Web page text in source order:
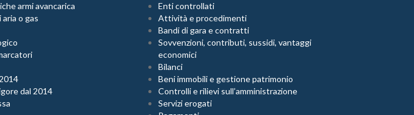
armi avancarica
o gas
dal 2014
Enti controllati
Attività e procedimenti
Bandi di gara e contratti
Sovvenzioni, contributi, sussidi, vantaggi
economici
Bilanci
Beni immobili e gestione patrimonio
Controlli e rilievi sull’amministrazione
Servizi erogati